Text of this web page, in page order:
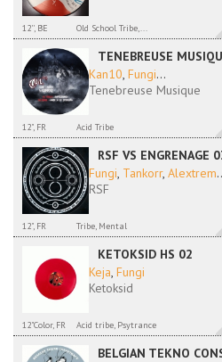
12'', BE Old School Tribe,...
TENEBREUSE
Kan10, Fungi...
Tenebreuse Musique
12", FR Acid Tribe
RSF VS ENGRENAGE
Fungi, Tankorr, Alextrem
RSF
12", FR Tribe, Mental
KETOKSID HS 02
Keja, Fungi
Ketoksid
12"Color, FR Acid tribe, Psytrance
BELGIAN TEKNO